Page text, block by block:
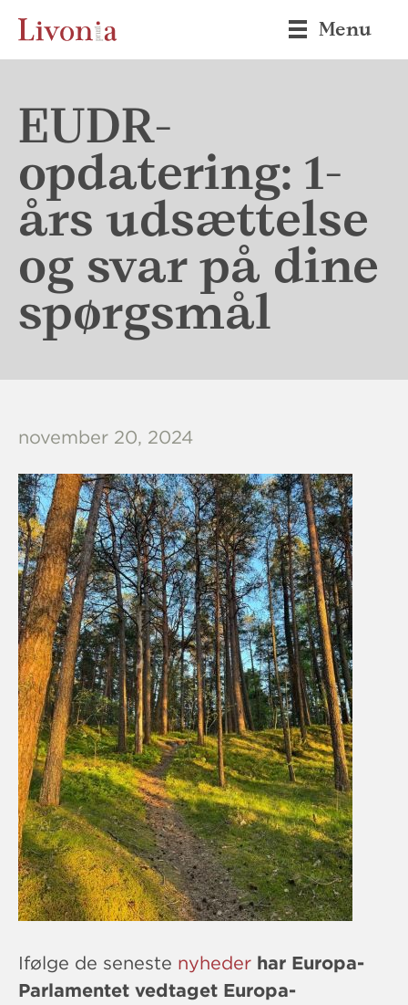
Menu
EUDR-
opdatering: 1-
års udsættelse
og svar på dine
spørgsmål
november 20, 2024
Ifølge de seneste nyheder har Europa-
Parlamentet vedtaget Europa-